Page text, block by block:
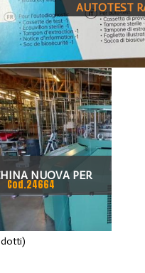
AUTOTEST
NUOVA PER
FILATO
Cod.24664